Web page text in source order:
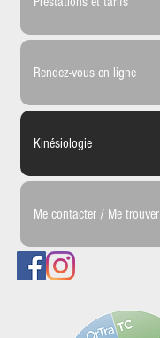
Rendez-vous en ligne
Kinésiologie
Me contacter / Me trouver